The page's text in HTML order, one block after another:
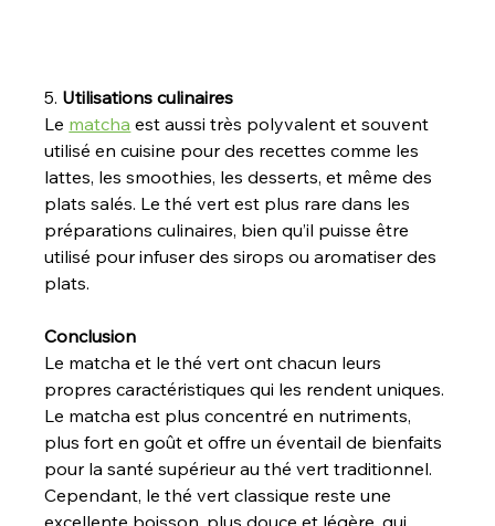
5. Utilisations culinaires
Le matcha est aussi très polyvalent et souvent
utilisé en cuisine pour des recettes comme les
lattes, les smoothies, les desserts, et même des
plats salés. Le thé vert est plus rare dans les
préparations culinaires, bien qu’il puisse être
utilisé pour infuser des sirops ou aromatiser des
plats.
Conclusion
Le matcha et le thé vert ont chacun leurs
propres caractéristiques qui les rendent uniques.
Le matcha est plus concentré en nutriments,
plus fort en goût et offre un éventail de bienfaits
pour la santé supérieur au thé vert traditionnel.
Cependant, le thé vert classique reste une
excellente boisson, plus douce et légère, qui